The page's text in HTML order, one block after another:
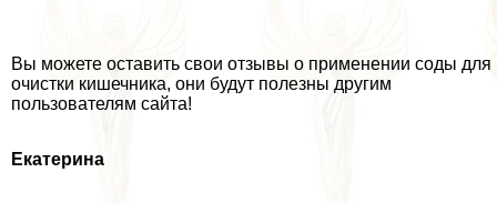
Вы можете оставить свои отзывы о применении соды для
очистки кишечника, они будут полезны другим
пользователям сайта!
Екатерина